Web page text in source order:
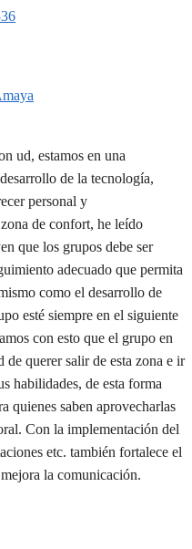
ud, estamos en una
de la tecnología,
personal y
de confort, he leído
que los grupos debe ser
adecuado que permita
como el desarrollo de
esté siempre en el siguiente
con esto que el grupo en
de querer salir de esta zona e ir
habilidades, de esta forma
quienes saben aprovecharlas
Con la implementación del
etc. también fortalece el
la comunicación.